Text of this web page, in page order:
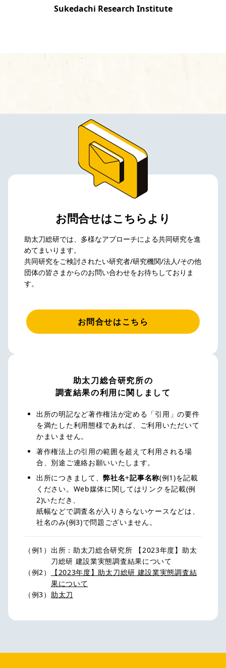
Sukedachi Research Institute
お問合せはこちらより
助太刀総研では、多様なアプローチによる共同研究を進
めてまいります。
共同研究をご検討されたい研究者/研究機関/法人/その他
団体の皆さまからのお問い合わせをお待ちしておりま
す。
お問合せはこちら
助太刀総合研究所の
調査結果の利用に関しまして
出所の明記など著作権法が定める「引用」の要件
を満たした利用態様であれば、ご利用いただいて
かまいません。
著作権法上の引用の範囲を超えて利用される場
合、別途ご連絡お願いいたします。
出所につきまして、弊社名+記事名称(例1)を記載
ください。Web媒体に関してはリンクを記載(例
2)いただき、
紙幅などで調査名が入りきらないケースなどは、
社名のみ(例3)で問題ございません。
（例1） 出所：助太刀総合研究所 【2023年度】助太
刀総研 建設業実態調査結果について
（例2）
【2023年度】助太刀総研 建設業実態調査結
果について
（例3） 助太刀